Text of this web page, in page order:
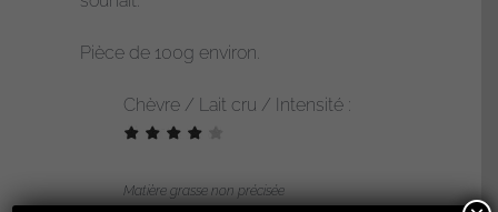
Pièce de 100g environ.
Chèvre / Lait cru / Intensité :
Matière grasse non précisée